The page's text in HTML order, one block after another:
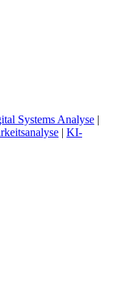
Systems Analyse |
| KI-